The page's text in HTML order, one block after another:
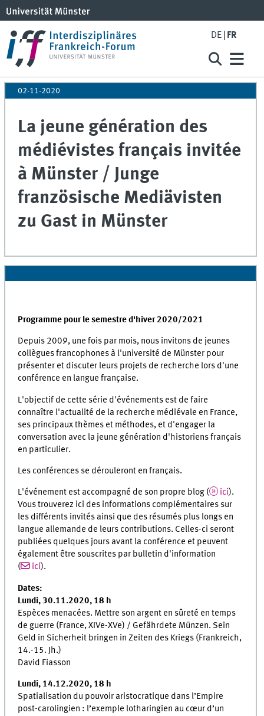
DE FR
02-11-2020
La jeune génération des
médiévistes français invitée
à Münster / Junge
französische Mediävisten
zu Gast in Münster
Programme pour le semestre d'hiver 2020/2021
Depuis 2009, une fois par mois, nous invitons de jeunes
collègues francophones à l'université de Münster pour
présenter et discuter leurs projets de recherche lors d'une
conférence en langue française.
L'objectif de cette série d'événements est de faire
connaître l'actualité de la recherche médiévale en France,
ses principaux thèmes et méthodes, et d'engager la
conversation avec la jeune génération d'historiens français
en particulier.
Les conférences se dérouleront en français.
L'événement est accompagné de son propre blog ( ici).
Vous trouverez ici des informations complémentaires sur
les différents invités ainsi que des résumés plus longs en
langue allemande de leurs contributions. Celles-ci seront
publiées quelques jours avant la conférence et peuvent
également être souscrites par bulletin d'information
(
ici).
Dates:
Lundi, 30.11.2020, 18 h
Espèces menacées. Mettre son argent en sûreté en temps
de guerre (France, XIVe-XVe) / Gefährdete Münzen. Sein
Geld in Sicherheit bringen in Zeiten des Kriegs (Frankreich,
14.-15. Jh.)
David Fiasson
Lundi, 14.12.2020, 18 h
Spatialisation du pouvoir aristocratique dans l’Empire
post-carolingien : l’exemple lotharingien au cœur d’un